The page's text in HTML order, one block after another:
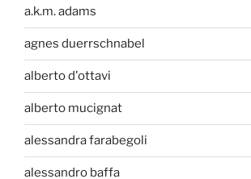
a.k.m. adams
agnes duerrschnabel
alberto d'ottavi
alberto mucignat
alessandra farabegoli
alessandro baffa